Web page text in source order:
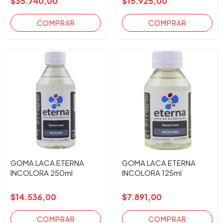
GOMA LACA ETERNA
INCOLORA 250ml
$14.536,00
GOMA LACA ETERNA
INCOLORA 125ml
$7.891,00